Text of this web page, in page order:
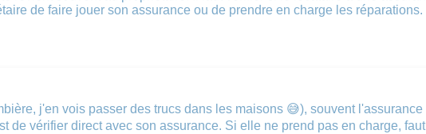
de faire jouer son assurance ou de prendre en charge les réparations.
j'en vois passer des trucs dans les maisons 😅), souvent
de vérifier direct avec son assurance. Si elle ne prend pas en charge,